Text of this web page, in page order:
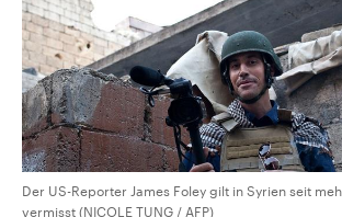
Der US-Reporter James Foley gilt in Syrien seit
vermisst (NICOLE TUNG / AFP)